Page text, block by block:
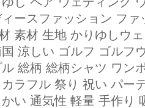
ィースファッション フ
素材 生地 かりゆしウ
涼しい ゴルフ ゴルフ
総柄 総柄シャツ ワン
ラフル 祭り 祝い パー
い 通気性 軽量 手作り